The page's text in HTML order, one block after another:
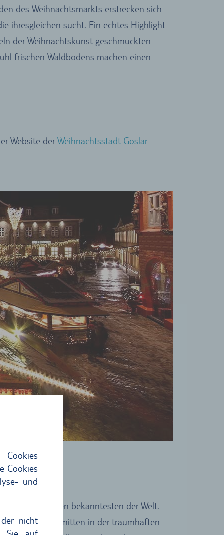
Cookies
und
nicht
des Weihnachtsmarkts erstrecken sich
ihresgleichen sucht. Ein echtes Highlight
der Weihnachtskunst geschmückten
frischen Waldbodens machen einen
Website derWeihnachtsstadt Goslar
sondern zu den bekanntesten der Welt.
liegt damit mitten in der traumhaften